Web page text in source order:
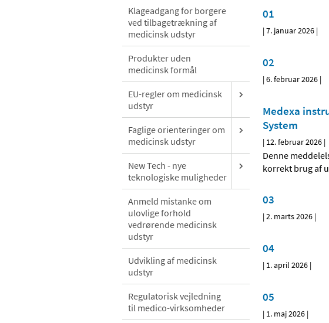
Klageadgang for borgere
ved tilbagetrækning af
medicinsk udstyr
Produkter uden
medicinsk formål
EU-regler om medicinsk
udstyr
Faglige orienteringer om
medicinsk udstyr
New Tech - nye
teknologiske muligheder
Anmeld mistanke om
ulovlige forhold
vedrørende medicinsk
udstyr
Udvikling af medicinsk
udstyr
Regulatorisk vejledning
til medico-virksomheder
01
|7. januar 2026 |
02
|6. februar 2026 |
Medexa
System
| 12. februar 2026 |
Denne
korrekt brug af
03
|2. marts 2026 |
04
| 1. april 2026 |
05
| 1. maj 2026 |